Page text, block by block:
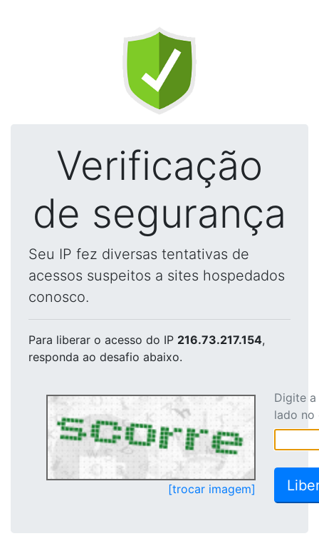
Verificação
de segurança
Seu IP fez diversas tentativas de
acessos suspeitos a sites hospedados
conosco.
Para liberar o acesso do IP 216.73.217.154,
responda ao desafio abaixo.
[trocar imagem]
Digite
lado no